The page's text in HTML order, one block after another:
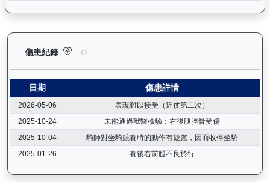
傷患紀錄 閃耀威龍（G427）— 傷患紀錄：查看馬匹完
日期 傷患詳情
2026-05-06
表現難以接受（近仗第二次）
2025-10-24
未能通過獸醫檢驗：右後腿脛骨受傷
2025-10-04
騎師對坐騎競賽時的動作有疑慮，因而收停坐騎
2025-01-26
賽後右前腿不良於行